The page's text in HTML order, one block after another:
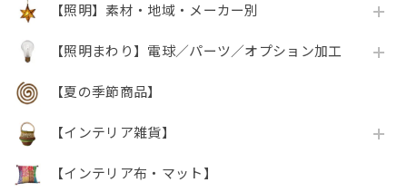
【照明】素材・地域・メーカー別
【照明まわり】電球／パーツ／オプション加工
【夏の季節商品】
【インテリア雑貨】
【インテリア布・マット】